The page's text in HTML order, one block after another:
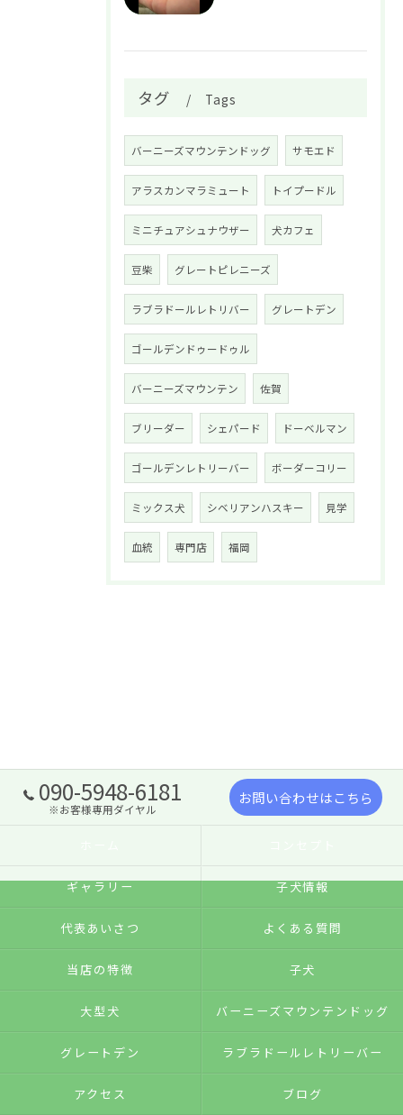
タグ Tags
バーニーズマウンテンドッグ サモエド
アラスカンマラミュート トイプードル
ミニチュアシュナウザー 犬カフェ
豆柴 グレートピレニーズ
ラブラドールレトリバー グレートデン
ゴールデンドゥードゥル
バーニーズマウンテン 佐賀
ブリーダー シェパード ドーベルマン
ゴールデンレトリーバー ボーダーコリー
ミックス犬 シベリアンハスキー 見学
血統 専門店 福岡
090-5948-6181
※お客様専用ダイヤル
お問い合わせはこちら
ギャラリー 子犬情報
代表あいさつ よくある質問
当店の特徴 子犬
大型犬 バーニーズマウンテンドッグ
グレートデン ラブラドールレトリーバー
アクセス ブログ